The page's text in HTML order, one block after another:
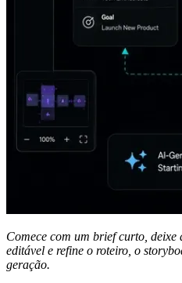
Comece com um brief curto,
editável e refine o roteiro, o
geração.